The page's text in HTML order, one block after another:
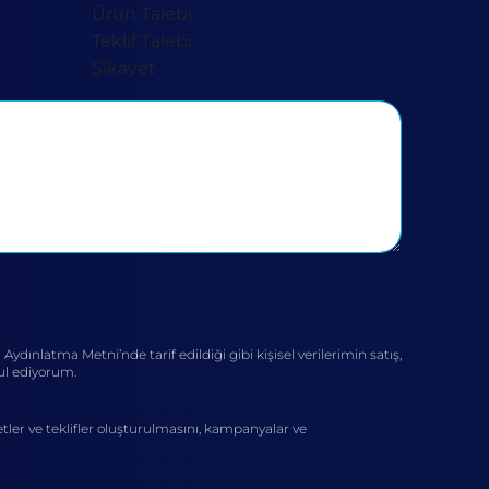
Metni’nde tarif edildiği gibi kişisel verilerimin satış,
ediyorum.
ve teklifler oluşturulmasını, kampanyalar ve